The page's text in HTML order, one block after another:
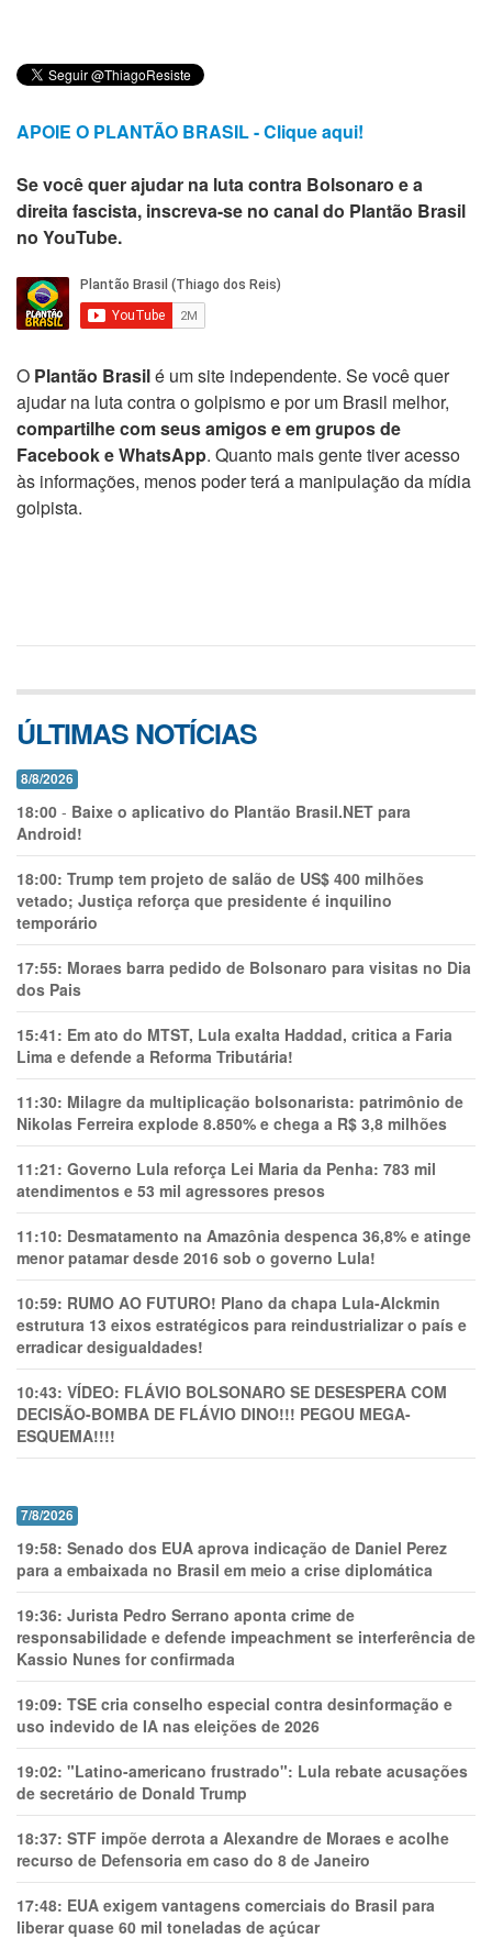
APOIE O PLANTÃO BRASIL - Clique aqui!
Se você quer ajudar na luta contra Bolsonaro e a
direita fascista, inscreva-se no canal do Plantão Brasil
no YouTube.
O Plantão Brasilé um site independente. Se você quer
ajudar na luta contra o golpismo e por um Brasil melhor,
compartilhe com seus amigos e em grupos de
Facebook e WhatsApp. Quanto mais gente tiver acesso
às informações, menos poder terá a manipulação da mídia
golpista.
ÚLTIMAS NOTÍCIAS
8/8/2026
18:00 - Baixe o aplicativo do Plantão Brasil.NET para
Android!
18:00: Trump tem projeto de salão de US$ 400 milhões
vetado; Justiça reforça que presidente é inquilino
temporário
17:55: Moraes barra pedido de Bolsonaro para visitas no Dia
dos Pais
15:41: Em ato do MTST, Lula exalta Haddad, critica a Faria
Lima e defende a Reforma Tributária!
11:30: Milagre da multiplicação bolsonarista: patrimônio de
Nikolas Ferreira explode 8.850% e chega a R$ 3,8 milhões
11:21: Governo Lula reforça Lei Maria da Penha: 783 mil
atendimentos e 53 mil agressores presos
11:10: Desmatamento na Amazônia despenca 36,8% e atinge
menor patamar desde 2016 sob o governo Lula!
10:59: RUMO AO FUTURO! Plano da chapa Lula-Alckmin
estrutura 13 eixos estratégicos para reindustrializar o país e
erradicar desigualdades!
10:43: VÍDEO: FLÁVIO BOLSONARO SE DESESPERA COM
DECISÃO-BOMBA DE FLÁVIO DINO!!! PEGOU MEGA-
ESQUEMA!!!!
7/8/2026
19:58: Senado dos EUA aprova indicação de Daniel Perez
para a embaixada no Brasil em meio a crise diplomática
19:36: Jurista Pedro Serrano aponta crime de
responsabilidade e defende impeachment se interferência de
Kassio Nunes for confirmada
19:09: TSE cria conselho especial contra desinformação e
uso indevido de IA nas eleições de 2026
19:02: "Latino-americano frustrado": Lula rebate acusações
de secretário de Donald Trump
18:37: STF impõe derrota a Alexandre de Moraes e acolhe
recurso de Defensoria em caso do 8 de Janeiro
17:48: EUA exigem vantagens comerciais do Brasil para
liberar quase 60 mil toneladas de açúcar